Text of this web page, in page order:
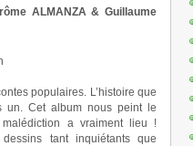
ALMANZA & Guillaume
populaires. L’histoire que
un. Cet album nous peint le
a vraiment lieu !
tant inquiétants que